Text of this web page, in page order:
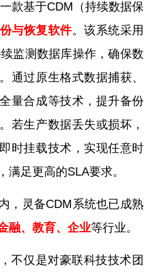
款基于CDM（持续数据保
与恢复软件。该系统采用
监测数据库操作，确保数
通过原生格式数据捕获、
量合成等技术，提升备份
若生产数据丢失或损坏，
时挂载技术，实现任意时
满足更高的SLA要求。
，灵备CDM系统也已成熟
融、教育、企业等行业。
不仅是对豪联科技技术团